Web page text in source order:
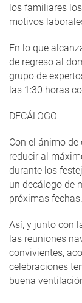
los familiares
motivos
En lo que
de regreso al
grupo de
las 1:30 horas
DECÁLOGO
Con el ánimo
reducir al
durante los
un decálogo de
próximas fechas.
Así, y junto con
las reuniones
convivientes,
celebraciones
buena